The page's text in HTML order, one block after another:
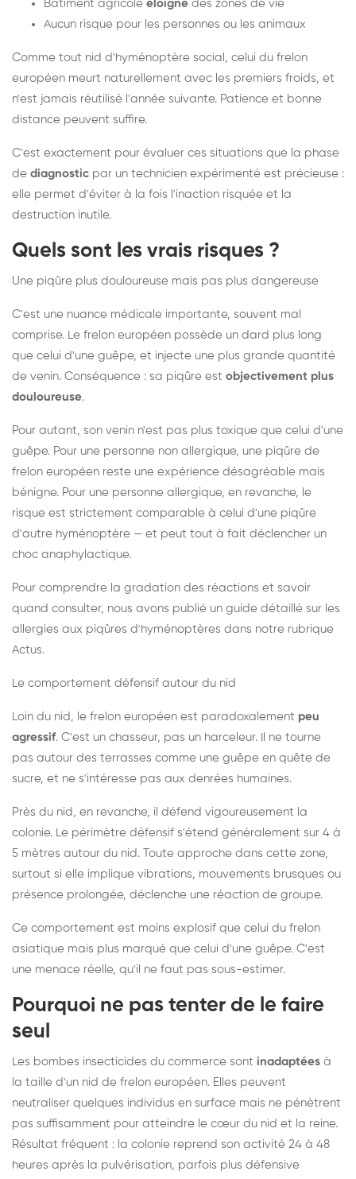
Bâtiment agricole éloigné des zones de vie
Aucun risque pour les personnes ou les animaux
Comme tout nid d'hyménoptère social, celui du frelon
européen meurt naturellement avec les premiers froids, et
n'est jamais réutilisé l'année suivante. Patience et bonne
distance peuvent suffire.
C'est exactement pour évaluer ces situations que la phase
de diagnostic par un technicien expérimenté est précieuse :
elle permet d'éviter à la fois l'inaction risquée et la
destruction inutile.
Quels sont les vrais risques ?
Une piqûre plus douloureuse mais pas plus dangereuse
C'est une nuance médicale importante, souvent mal
comprise. Le frelon européen possède un dard plus long
que celui d'une guêpe, et injecte une plus grande quantité
de venin. Conséquence : sa piqûre est objectivement plus
douloureuse.
Pour autant, son venin n'est pas plus toxique que celui d'une
guêpe. Pour une personne non allergique, une piqûre de
frelon européen reste une expérience désagréable mais
bénigne. Pour une personne allergique, en revanche, le
risque est strictement comparable à celui d'une piqûre
d'autre hyménoptère — et peut tout à fait déclencher un
choc anaphylactique.
Pour comprendre la gradation des réactions et savoir
quand consulter, nous avons publié un guide détaillé sur les
allergies aux piqûres d'hyménoptères dans notre rubrique
Actus.
Le comportement défensif autour du nid
Loin du nid, le frelon européen est paradoxalement peu
agressif. C'est un chasseur, pas un harceleur. Il ne tourne
pas autour des terrasses comme une guêpe en quête de
sucre, et ne s'intéresse pas aux denrées humaines.
Près du nid, en revanche, il défend vigoureusement la
colonie. Le périmètre défensif s'étend généralement sur 4 à
5 mètres autour du nid. Toute approche dans cette zone,
surtout si elle implique vibrations, mouvements brusques ou
présence prolongée, déclenche une réaction de groupe.
Ce comportement est moins explosif que celui du frelon
asiatique mais plus marqué que celui d'une guêpe. C'est
une menace réelle, qu'il ne faut pas sous-estimer.
Pourquoi ne pas tenter de le faire
seul
Les bombes insecticides du commerce sont inadaptées à
la taille d'un nid de frelon européen. Elles peuvent
neutraliser quelques individus en surface mais ne pénètrent
pas suffisamment pour atteindre le cœur du nid et la reine.
Résultat fréquent : la colonie reprend son activité 24 à 48
heures après la pulvérisation, parfois plus défensive